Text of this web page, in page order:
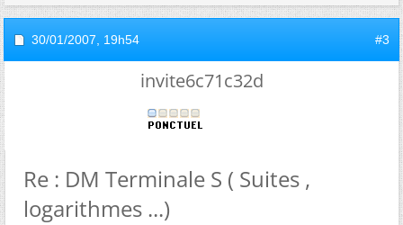
30/01/2007, 19h54 #3
invite6c71c32d
Re : DM Terminale S ( Suites ,
logarithmes ...)